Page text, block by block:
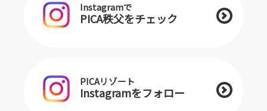
Instagramで
PICA秩父をチェック
PICAリゾート
Instagramをフォロー